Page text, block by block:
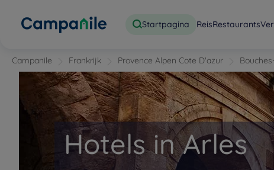
Startpagina ReisRestaurants
Campanile Frankrijk Provence Alpen Cote D'azur
Hotels in Arles